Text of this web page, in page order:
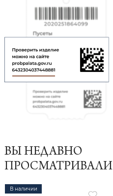
ВЫ НЕДАВНО
ПРОСМАТРИВАЛИ
В наличии